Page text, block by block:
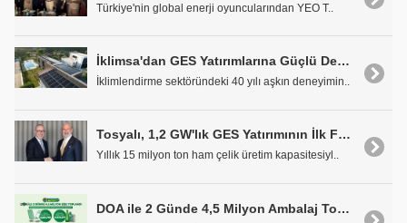
Türkiye'nin global enerji oyuncularından YEO T..
İklimsa'dan GES Yatırımlarına Güçlü Destek
İklimlendirme sektöründeki 40 yılı aşkın deneyimin..
Tosyalı, 1,2 GW'lık GES Yatırımının İlk Fazı için 187 Milyon Euro Finansman Sağladı
Yıllık 15 milyon ton ham çelik üretim kapasitesiyl..
DOA ile 2 Günde 4,5 Milyon Ambalaj Toplandı